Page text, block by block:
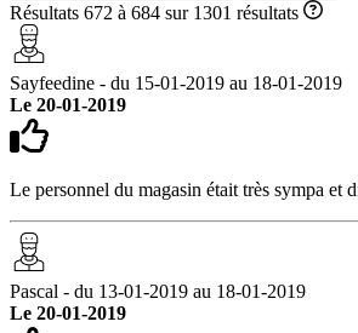
Résultats 672 à 684 sur 1301 résultats
Sayfeedine - du 15-01-2019 au 18-01-2019
Le 20-01-2019
Le personnel du magasin était très sympa et
Pascal - du 13-01-2019 au 18-01-2019
Le 20-01-2019